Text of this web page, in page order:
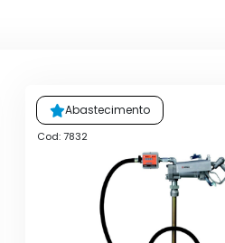
Abastecimento
Cod: 7832